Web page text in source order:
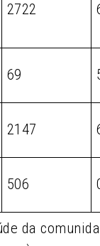
2722
69
2147
506
da